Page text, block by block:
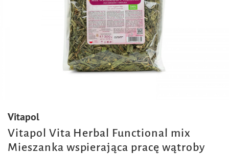
Vitapol
Vitapol Vita Herbal Functional mix
Mieszanka wspierająca pracę wątroby